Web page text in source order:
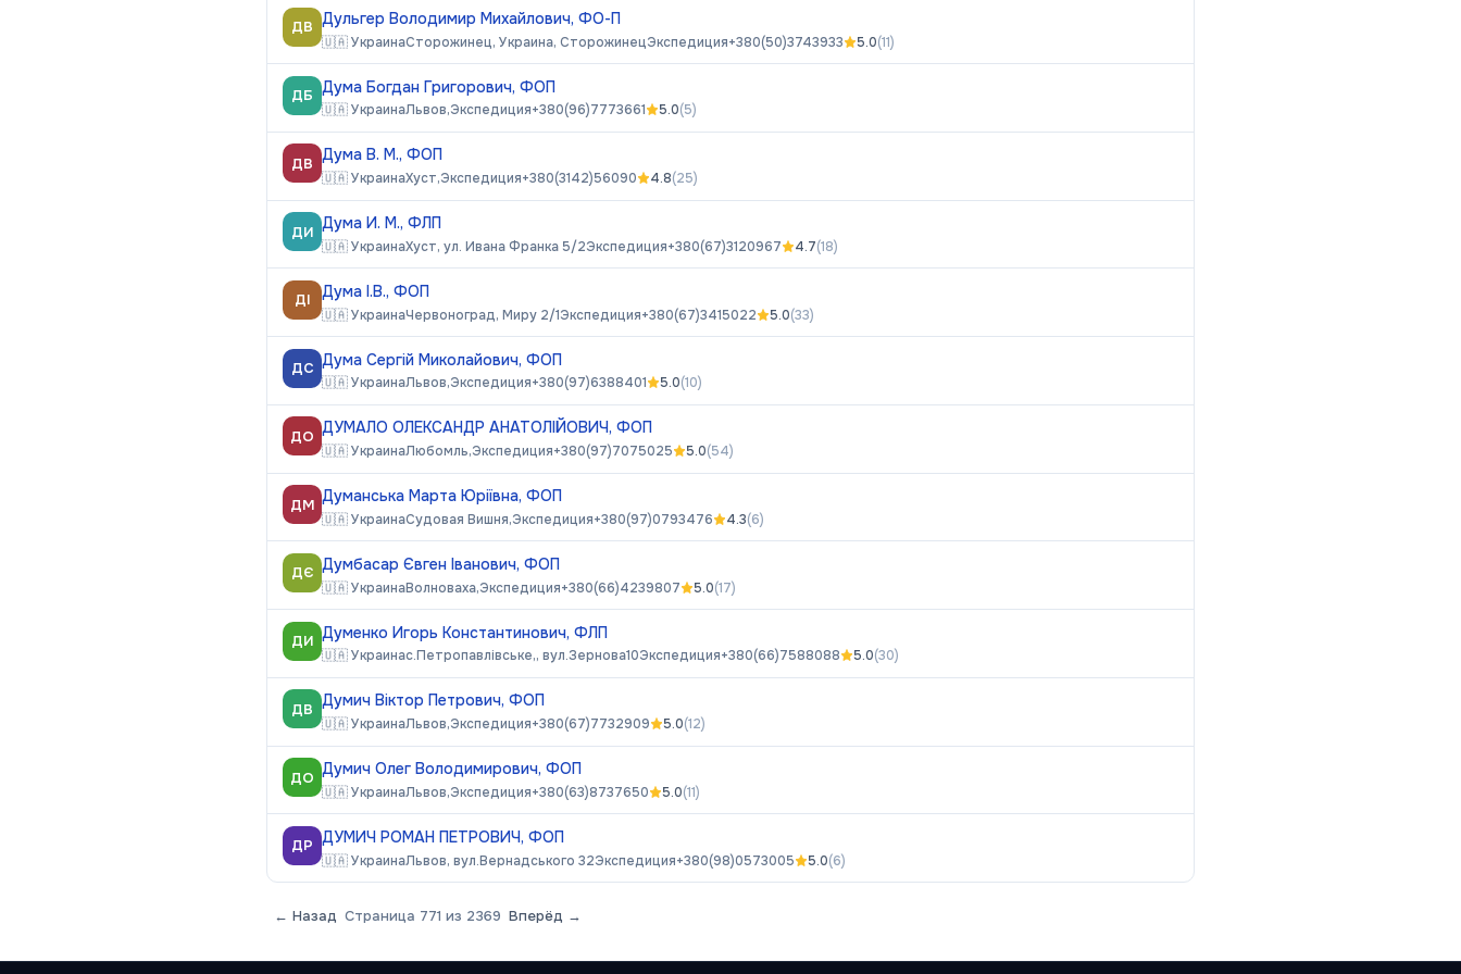
ДВ Дульгер Володимир Михайлович, ФО-П
🇺🇦УкраинаСторожинец, Украина, СторожинецЭкспедиция+380(50)3743933 5.0(11)
ДБ Дума Богдан Григорович, ФОП
🇺🇦УкраинаЛьвов,Экспедиция+380(96)7773661 5.0(5)
ДВ Дума В. М., ФОП
🇺🇦УкраинаХуст,Экспедиция+380(3142)56090 4.8(25)
ДИ Дума И. М., ФЛП
🇺🇦УкраинаХуст, ул. Ивана Франка 5/2Экспедиция+380(67)3120967 4.7(18)
ДІ Дума І.В., ФОП
🇺🇦УкраинаЧервоноград, Миру 2/1Экспедиция+380(67)3415022 5.0(33)
ДС Дума Сергій Миколайович, ФОП
🇺🇦УкраинаЛьвов,Экспедиция+380(97)6388401 5.0(10)
ДО ДУМАЛО ОЛЕКСАНДР АНАТОЛІЙОВИЧ, ФОП
🇺🇦УкраинаЛюбомль,Экспедиция+380(97)7075025 5.0(54)
ДМ Думанська Марта Юріївна, ФОП
🇺🇦УкраинаСудовая Вишня,Экспедиция+380(97)0793476 4.3(6)
ДЄ Думбасар Євген Іванович, ФОП
🇺🇦УкраинаВолноваха,Экспедиция+380(66)4239807 5.0(17)
ДИ Думенко Игорь Константинович, ФЛП
🇺🇦Украинас.Петропавлівське,, вул.Зернова10Экспедиция+380(66)7588088 5.0(30)
ДВ Думич Віктор Петрович, ФОП
🇺🇦УкраинаЛьвов,Экспедиция+380(67)7732909 5.0(12)
ДО Думич Олег Володимирович, ФОП
🇺🇦УкраинаЛьвов,Экспедиция+380(63)8737650 5.0(11)
ДР ДУМИЧ РОМАН ПЕТРОВИЧ, ФОП
🇺🇦УкраинаЛьвов, вул.Вернадського 32Экспедиция+380(98)0573005 5.0(6)
← Назад Страница 771 из 2369 Вперёд →